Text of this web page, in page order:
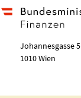
Johannesgasse 5
1010 Wien